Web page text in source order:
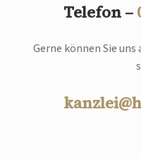
Telefon –
Gerne können Sie